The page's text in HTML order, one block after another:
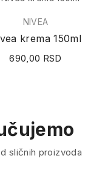
NIVEA
krema 150ml
690,00 RSD
sličnih proizvoda